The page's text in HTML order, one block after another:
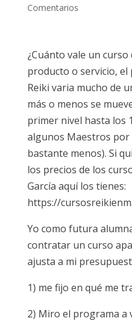
Comentarios
¿Cuánto vale un curso
producto o servicio, el
Reiki varia mucho de
más o menos se
primer nivel hasta los
algunos Maestros
bastante menos). Si
los precios de los
García aquí los tienes:
https://
Yo como futura
contratar un curso
ajusta a mi
1) me fijo en qué me
2) Miro el programa a